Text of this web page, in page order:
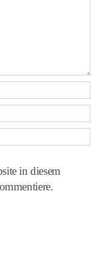
in diesem